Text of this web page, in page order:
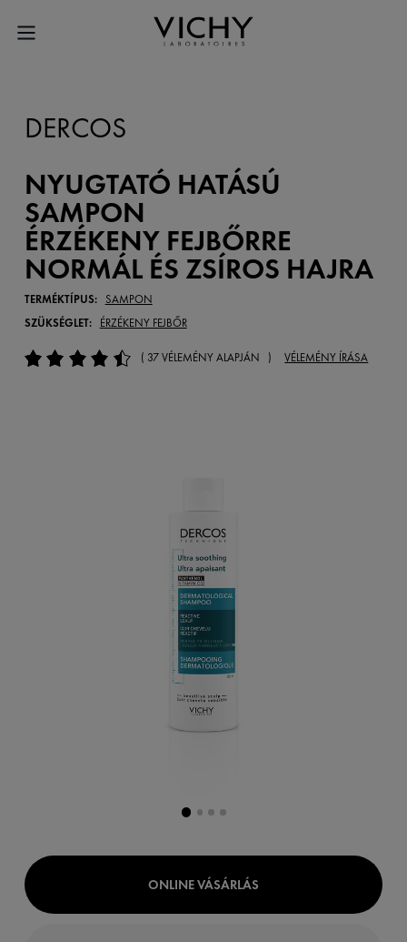
DERCOS
NYUGTATÓ HATÁSÚ
SAMPON
ÉRZÉKENY FEJBŐRRE
NORMÁL ÉS ZSÍROS HAJRA
TERMÉKTÍPUS:
SAMPON
SZÜKSÉGLET:
ÉRZÉKENY FEJBŐR
( 37 VÉLEMÉNY ALAPJÁN ) VÉLEMÉNY ÍRÁSA
ONLINE VÁSÁRLÁS